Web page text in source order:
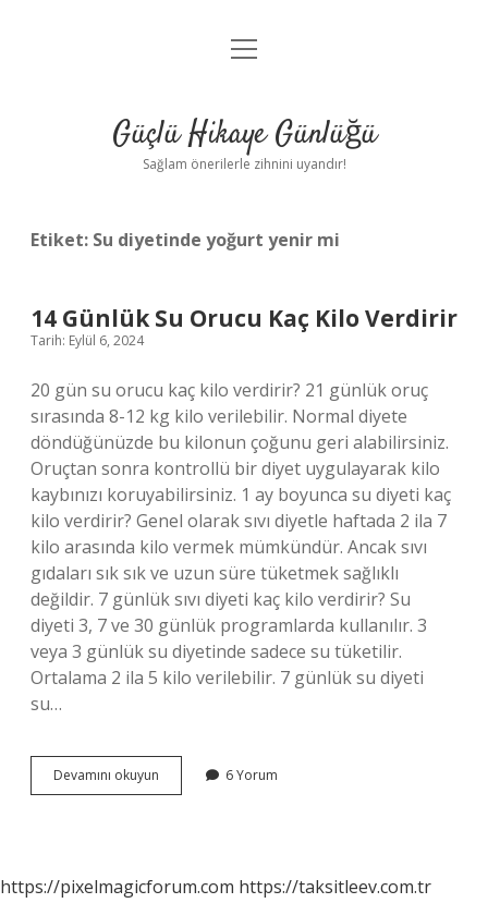
Anasayfa
Yasal Uyarı
menüyü
Güçlü Hikaye Günlüğü
Sağlam önerilerle zihnini uyandır!
Etiket: Su diyetinde yoğurt yenir mi
14 Günlük Su Orucu Kaç Kilo Verdirir
Tarih: Eylül 6, 2024
20 gün su orucu kaç kilo verdirir? 21 günlük oruç
sırasında 8-12 kg kilo verilebilir. Normal diyete
döndüğünüzde bu kilonun çoğunu geri alabilirsiniz.
Oruçtan sonra kontrollü bir diyet uygulayarak kilo
kaybınızı koruyabilirsiniz. 1 ay boyunca su diyeti kaç
kilo verdirir? Genel olarak sıvı diyetle haftada 2 ila 7
kilo arasında kilo vermek mümkündür. Ancak sıvı
gıdaları sık sık ve uzun süre tüketmek sağlıklı
değildir. 7 günlük sıvı diyeti kaç kilo verdirir? Su
diyeti 3, 7 ve 30 günlük programlarda kullanılır. 3
veya 3 günlük su diyetinde sadece su tüketilir.
Ortalama 2 ila 5 kilo verilebilir. 7 günlük su diyeti
su…
Devamını okuyun
Günlük
Verdirir
6 Yorum
https://pixelmagicforum.com https://taksitleev.com.tr